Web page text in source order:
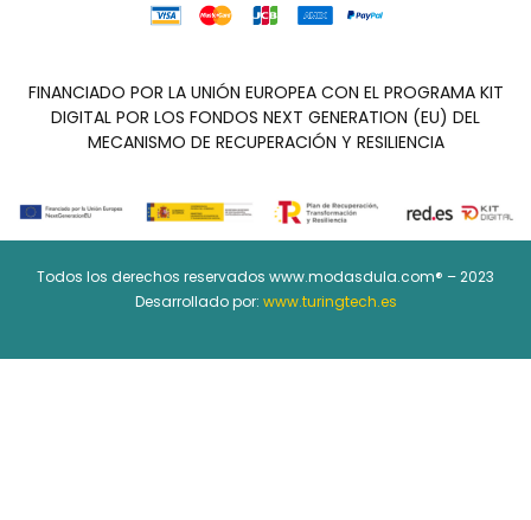
FINANCIADO POR LA UNIÓN EUROPEA CON EL PROGRAMA KIT
DIGITAL POR LOS FONDOS NEXT GENERATION (EU) DEL
MECANISMO DE RECUPERACIÓN Y RESILIENCIA
Todos los derechos reservados www.modasdula.com® – 2023
Desarrollado por: www.turingtech.es